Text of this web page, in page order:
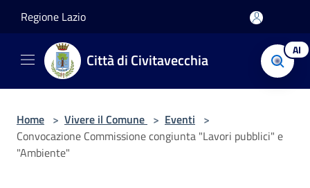
Regione Lazio
Città di Civitavecchia AI
Home > Vivere il Comune > Eventi >
Convocazione Commissione congiunta "Lavori pubblici" e
"Ambiente"